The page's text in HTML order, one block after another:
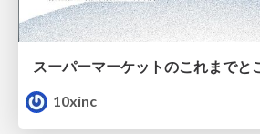
スーパーマーケットのこれまでと
10xinc